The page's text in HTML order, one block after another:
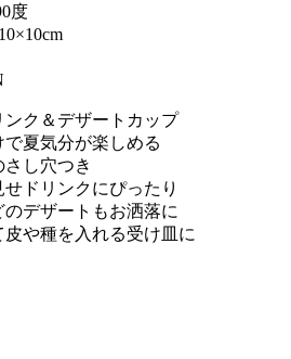
度
ク＆デザートカップ
夏気分が楽しめる
し穴つき
ドリンクにぴったり
デザートもお洒落に
や種を入れる受け皿に